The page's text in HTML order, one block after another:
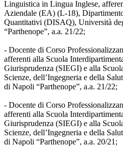
Linguistica in Lingua Inglese,
Aziendale (EA) (L-18),
Quantitativi (DISAQ), Università
“Parthenope”, a.a. 21/22;
- Docente di Corso
afferenti alla Scuola
Giurisprudenza (SIEGI) e alla
Scienze, dell’Ingegneria e della
di Napoli “Parthenope”, a.a. 21/22;
- Docente di Corso
afferenti alla Scuola
Giurisprudenza (SIEGI) e alla
Scienze, dell’Ingegneria e della
di Napoli “Parthenope”, a.a. 20/21;